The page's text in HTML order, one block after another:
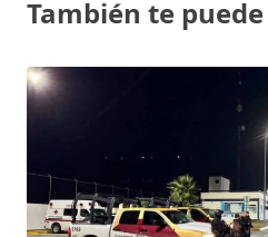
También te